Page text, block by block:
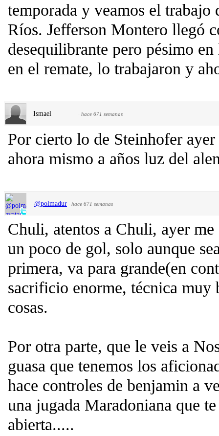
temporada y veamos el trabajo
Ríos. Jefferson Montero llegó
desequilibrante pero pésimo
en el remate, lo trabajaron y
Ismael · hace 671 semanas
Por cierto lo de Steinhofer
ahora mismo a años luz del
@polmadur · hace 671 semanas
Chuli, atentos a Chuli, ayer
un poco de gol, solo aunque
primera, va para grande(en
sacrificio enorme, técnica muy
cosas.
Por otra parte, que le veis a
guasa que tenemos los
hace controles de benjamin a
una jugada Maradoniana que
abierta.....